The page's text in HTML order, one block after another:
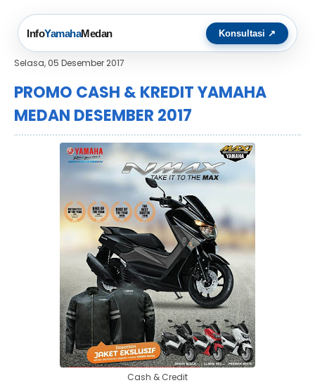
InfoYamahaMedan Konsultasi ↗
Selasa, 05 Desember 2017
PROMO CASH & KREDIT YAMAHA
MEDAN DESEMBER 2017
Cash & Credit